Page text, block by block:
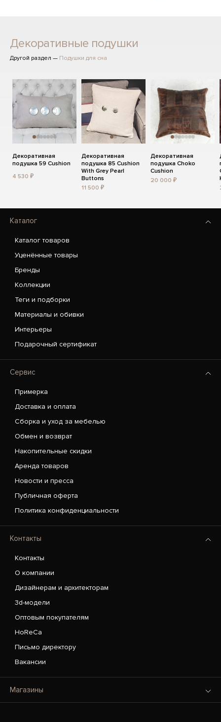
Декоративные подушки
Другой раздел — Подушки для сна
Декоративная
подушка 59 Cushion
4 530 ₽
Декоративная
подушка 85 Cushion
With Grey Pearl
Buttons
11 500 ₽
Декоративная
подушка Choko
Cushion
20 000 ₽
Каталог
Каталог товаров
Уценённые товары
Бренды
Коллекции
Теги и подборки
Материалы и обивки
Интерьеры
Подарочный сертификат
Сервис
Примерка
Доставка и оплата
Сборка и уход за мебелью
Обмен и возврат
Накопительные скидки
Аренда товаров
Новости и пресса
Публичная оферта
Политика конфиденциальности
Контакты
Контакты
О компании
Дизайнерам и архитекторам
3d-модели
Оптовым покупателям
HoReCa
Письмо директору
Вакансии
Магазины